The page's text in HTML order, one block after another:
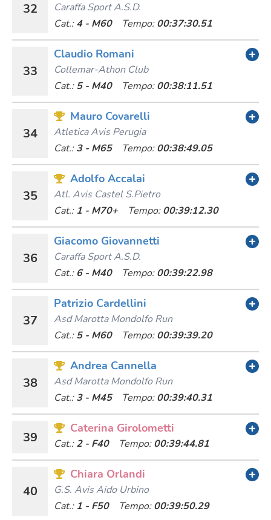
32
Caraffa Sport A.s.d.
Cat.: 4 - M60 Tempo: 00:37:30.51
33
Claudio Romani
Collemar-Athon Club
Cat.: 5 - M40 Tempo: 00:38:11.51
34
Mauro Covarelli
Atletica Avis Perugia
Cat.: 3 - M65 Tempo: 00:38:49.05
35
Adolfo Accalai
Atl. Avis Castel S.pietro
Cat.: 1 - M70+ Tempo: 00:39:12.30
36
Giacomo Giovannetti
Caraffa Sport A.s.d.
Cat.: 6 - M40 Tempo: 00:39:22.98
37
Patrizio Cardellini
Asd Marotta Mondolfo Run
Cat.: 5 - M60 Tempo: 00:39:39.20
38
Andrea Cannella
Asd Marotta Mondolfo Run
Cat.: 3 - M45 Tempo: 00:39:40.31
39
Caterina Girolometti
Cat.: 2 - F40 Tempo: 00:39:44.81
40
Chiara Orlandi
G.s. Avis Aido Urbino
Cat.: 1 - F50 Tempo: 00:39:50.29